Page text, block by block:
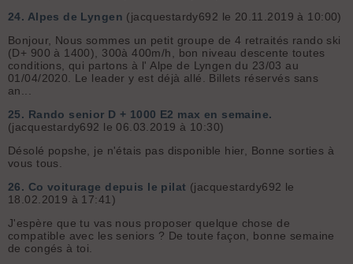
24. Alpes de Lyngen (jacquestardy692 le 20.11.2019 à 10:00)
Bonjour, Nous sommes un petit groupe de 4 retraités rando ski
(D+ 900 à 1400), 300à 400m/h, bon niveau descente toutes
conditions, qui partons à l' Alpe de Lyngen du 23/03 au
01/04/2020. Le leader y est déjà allé. Billets réservés sans
an...
25. Rando senior D + 1000 E2 max en semaine.
(jacquestardy692 le 06.03.2019 à 10:30)
Désolé popshe, je n'étais pas disponible hier, Bonne sorties à
vous tous.
26. Co voiturage depuis le pilat (jacquestardy692 le
18.02.2019 à 17:41)
J'espère que tu vas nous proposer quelque chose de
compatible avec les seniors ? De toute façon, bonne semaine
de congés à toi.